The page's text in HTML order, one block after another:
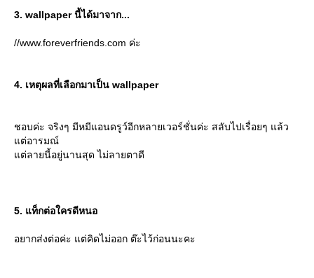
3. wallpaper นี้ได้มาจาก...
//www.foreverfriends.com ค่ะ
4. เหตุผลที่เลือกมาเป็น wallpaper
ชอบค่ะ จริงๆ มีหมีแอนดรูว์อีกหลายเวอร์ชั่นค่ะ สลับไปเรื่อยๆ แล้ว
ต่อารมณ์
ต่ลายนี้อยู่นานสุด ไม่ลายตาดี
5. แท็กต่อใครดีหนอ
อยากส่งต่อค่ะ แต่คิดไม่ออก ต๊ะไว้ก่อนนะคะ